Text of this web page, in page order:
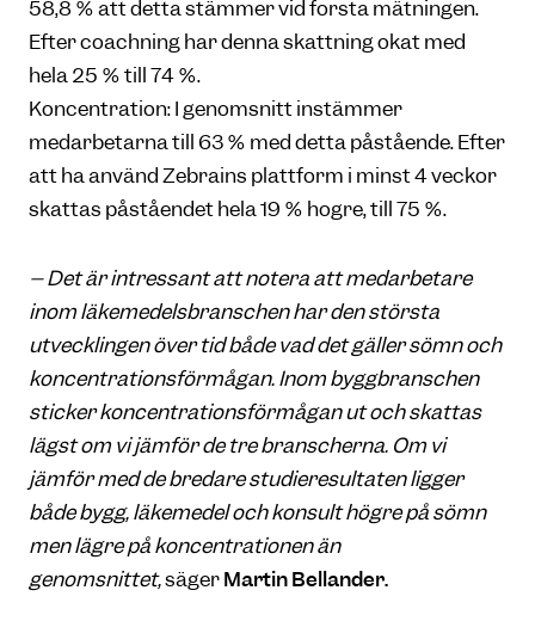
58,8 % att detta stämmer vid första mätningen.
Efter coachning har denna skattning ökat med
hela 25 % till 74 %.
Koncentration: I genomsnitt instämmer
medarbetarna till 63 % med detta påstående. Efter
att ha använd Zebrains plattform i minst 4 veckor
skattas påståendet hela 19 % högre, till 75 %.
– Det är intressant att notera att medarbetare
inom läkemedelsbranschen har den största
utvecklingen över tid både vad det gäller sömn och
koncentrationsförmågan. Inom byggbranschen
sticker koncentrationsförmågan ut och skattas
lägst om vi jämför de tre branscherna. Om vi
jämför med de bredare studieresultaten ligger
både bygg, läkemedel och konsult högre på sömn
men lägre på koncentrationen än
genomsnittet,sägerMartin Bellander.